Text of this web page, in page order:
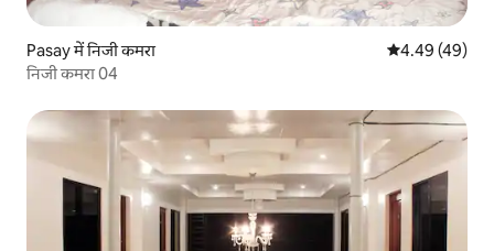
Pasay में निजी कमरा औसत रेटिंग 5 में
4.49 (49)
निजी कमरा 04